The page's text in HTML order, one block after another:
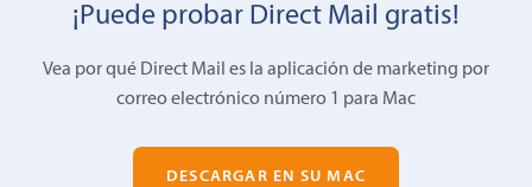
¡Puede probar Direct Mail gratis!
Vea por qué Direct Mail es la aplicación de marketing por
correo electrónico número 1 para Mac
DESCARGAR EN SU MAC